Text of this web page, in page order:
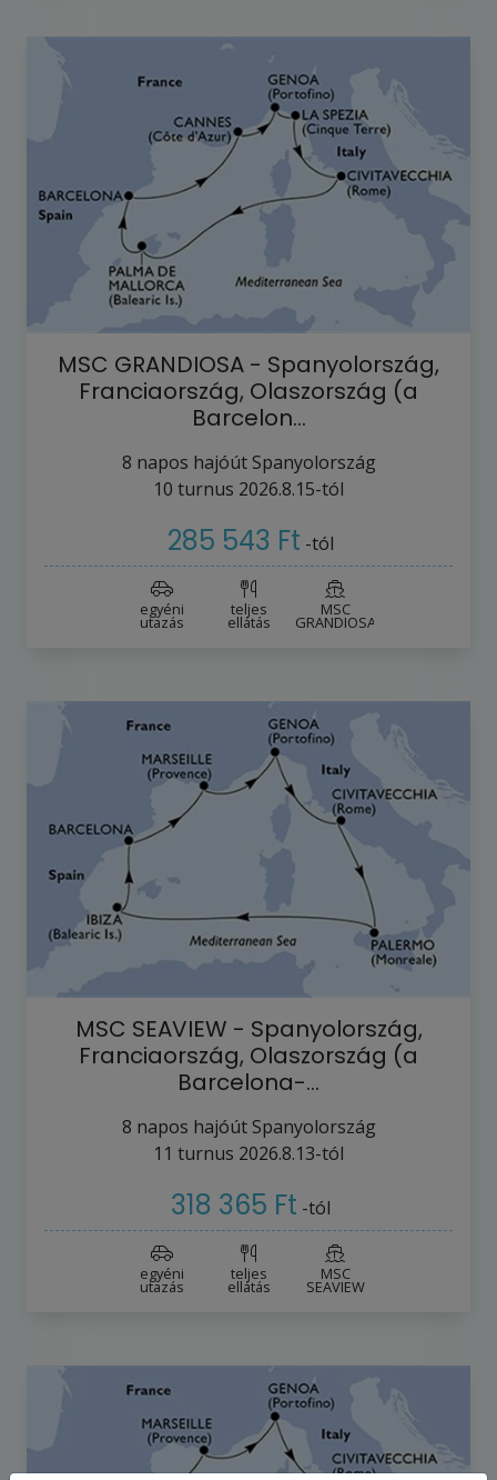
MSC GRANDIOSA - Spanyolország,
Franciaország, Olaszország (a
Barcelon…
8 napos hajóút Spanyolország
10 turnus 2026.8.15-tól
285 543 Ft -tól
egyéni
utazás
teljes
ellátás
MSC
GRANDIOSA
MSC SEAVIEW - Spanyolország,
Franciaország, Olaszország (a
Barcelona-…
8 napos hajóút Spanyolország
11 turnus 2026.8.13-tól
318 365 Ft -tól
egyéni
utazás
teljes
ellátás
MSC
SEAVIEW